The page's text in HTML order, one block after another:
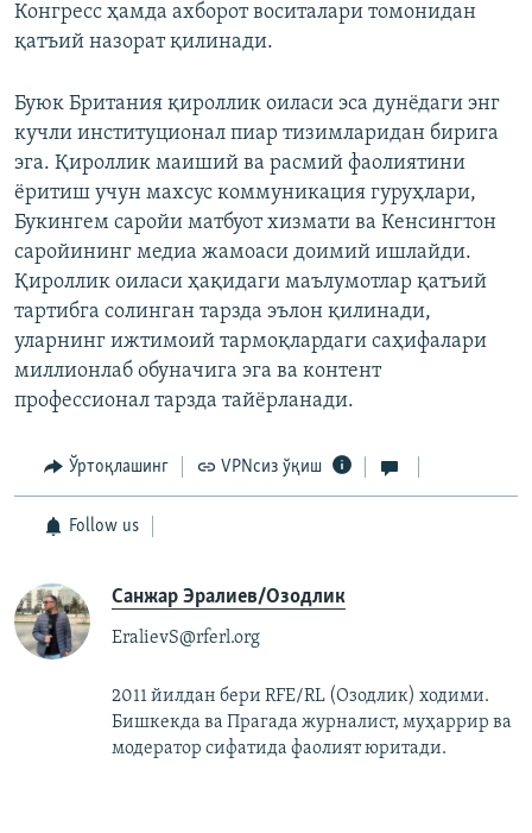
Конгресс ҳамда ахборот воситалари томонидан
қатъий назорат қилинади.
Буюк Британия қироллик оиласи эса дунёдаги энг
кучли институционал пиар тизимларидан бирига
эга. Қироллик маиший ва расмий фаолиятини
ёритиш учун махсус коммуникация гуруҳлари,
Букингем саройи матбуот хизмати ва Кенсингтон
саройининг медиа жамоаси доимий ишлайди.
Қироллик оиласи ҳақидаги маълумотлар қатъий
тартибга солинган тарзда эълон қилинади,
уларнинг ижтимоий тармоқлардаги саҳифалари
миллионлаб обуначига эга ва контент
профессионал тарзда тайёрланади.
Ўртоқлашинг VPNсиз ўқиш
Follow us
Санжар Эралиев/Озодлик
EralievS@rferl.org
2011 йилдан бери RFE/RL (Озодлик) ходими.
Бишкекда ва Прагада журналист, муҳаррир ва
модератор сифатида фаолият юритади.